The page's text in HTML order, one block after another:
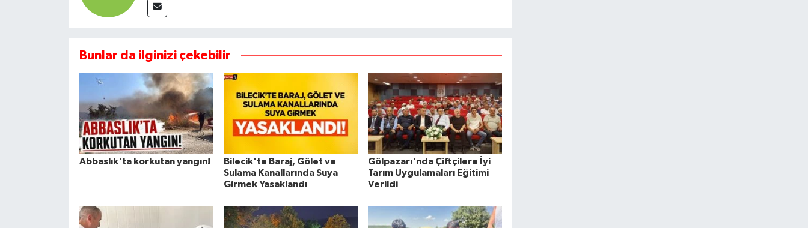
Bunlar da ilginizi çekebilir
Abbaslık'ta korkutan yangın!
Bilecik'te Baraj, Gölet ve
Sulama Kanallarında Suya
Girmek Yasaklandı
Gölpazarı'nda Çiftçilere İyi
Tarım Uygulamaları Eğitimi
Verildi